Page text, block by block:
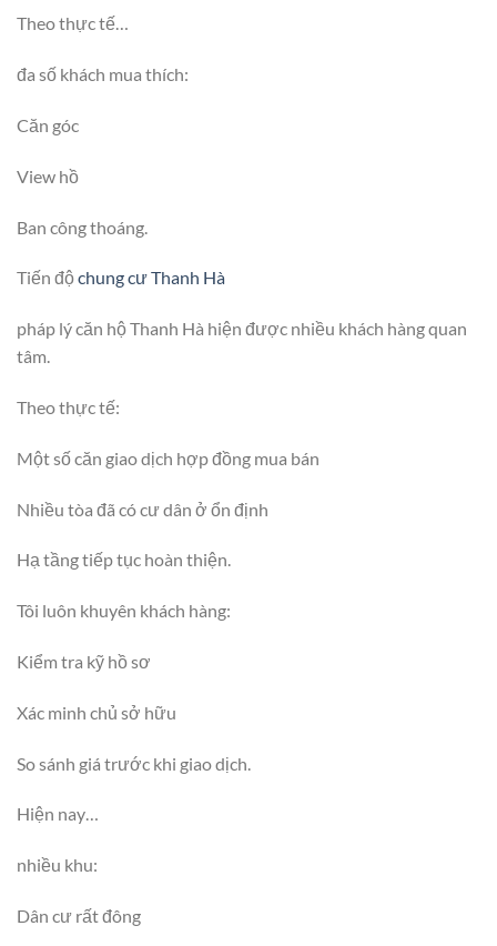
Theo thực tế…
đa số khách mua thích:
Căn góc
View hồ
Ban công thoáng.
Tiến độchung cư Thanh Hà
pháp lý căn hộ Thanh Hà hiện được nhiều khách hàng quan
tâm.
Theo thực tế:
Một số căn giao dịch hợp đồng mua bán
Nhiều tòa đã có cư dân ở ổn định
Hạ tầng tiếp tục hoàn thiện.
Tôi luôn khuyên khách hàng:
Kiểm tra kỹ hồ sơ
Xác minh chủ sở hữu
So sánh giá trước khi giao dịch.
Hiện nay…
nhiều khu:
Dân cư rất đông